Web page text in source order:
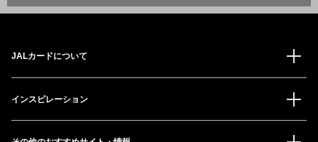
JALカードについて
インスピレーション